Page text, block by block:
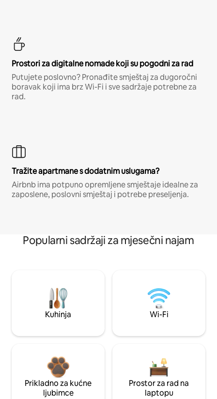
Prostori za digitalne nomade koji su pogodni za rad
Putujete poslovno? Pronađite smještaj za dugoročni
boravak koji ima brz Wi-Fi i sve sadržaje potrebne za
rad.
Tražite apartmane s dodatnim uslugama?
Airbnb ima potpuno opremljene smještaje idealne za
zaposlene, poslovni smještaj i potrebe preseljenja.
Popularni sadržaji za mjesečni najam
Kuhinja Wi-Fi
Prikladno za kućne
ljubimce
Prostor za rad na
laptopu